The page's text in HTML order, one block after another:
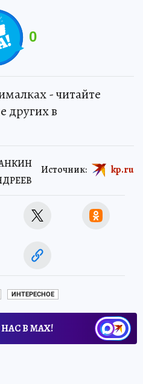
0
- читайте
других в
Источник: kp.ru
ИНТЕРЕСНОЕ
В МАХ!